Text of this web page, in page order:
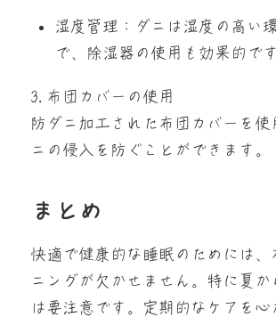
湿度管理：ダニは湿度の高い
で、除湿器の使用も効果的です
3.布団カバーの使用
防ダニ加工された布団カバーを使
ニの侵入を防ぐことができます。
まとめ
快適で健康的な睡眠のためには、
ニングが欠かせません。特に夏か
は要注意です。定期的なケアを心